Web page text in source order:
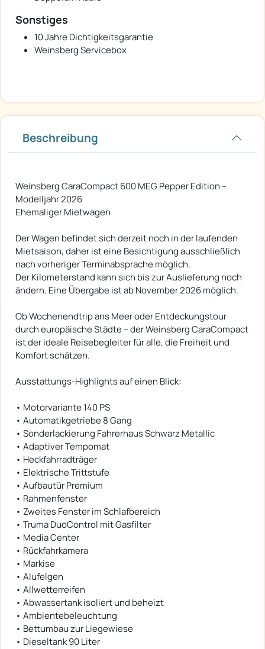
Sonstiges
10 Jahre Dichtigkeitsgarantie
Weinsberg Servicebox
Beschreibung
Weinsberg CaraCompact 600 MEG Pepper Edition –
Modelljahr 2026
Ehemaliger Mietwagen
Der Wagen befindet sich derzeit noch in der laufenden
Mietsaison, daher ist eine Besichtigung ausschließlich
nach vorheriger Terminabsprache möglich.
Der Kilometerstand kann sich bis zur Auslieferung noch
ändern. Eine Übergabe ist ab November 2026 möglich.
Ob Wochenendtrip ans Meer oder Entdeckungstour
durch europäische Städte – der Weinsberg CaraCompact
ist der ideale Reisebegleiter für alle, die Freiheit und
Komfort schätzen.
Ausstattungs-Highlights auf einen Blick:
• Motorvariante 140 PS
• Automatikgetriebe 8 Gang
• Sonderlackierung Fahrerhaus Schwarz Metallic
• Adaptiver Tempomat
• Heckfahrradträger
• Elektrische Trittstufe
• Aufbautür Premium
• Rahmenfenster
• Zweites Fenster im Schlafbereich
• Truma DuoControl mit Gasfilter
• Media Center
• Rückfahrkamera
• Markise
• Alufelgen
• Allwetterreifen
• Abwassertank isoliert und beheizt
• Ambientebeleuchtung
• Bettumbau zur Liegewiese
• Dieseltank 90 Liter